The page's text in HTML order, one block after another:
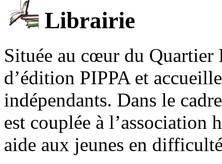
Librairie
Située au cœur du Quartier
d’édition PIPPA et
indépendants. Dans le
est couplée à l’association
aide aux jeunes en